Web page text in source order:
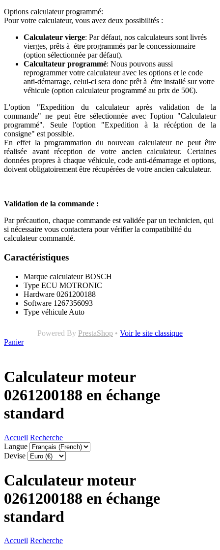
Options calculateur programmé:
Pour votre calculateur, vous avez deux possibilités :
Calculateur vierge: Par défaut, nos calculateurs sont livrés
vierges, prêts à étre programmés par le concessionnaire
(option sélectionnée par défaut).
Calcultateur programmé: Nous pouvons aussi
reprogrammer votre calculateur avec les options et le code
anti-démarrage, celui-ci sera donc prêt à étre installé sur votre
véhicule (option calculateur programmé au prix de 50€).
L'option "Expedition du calculateur après validation de la
commande" ne peut être sélectionnée avec l'option "Calculateur
programmé". Seule l'option "Expedition à la récéption de la
consigne" est possible.
En effet la programmation du nouveau calculateur ne peut être
réalisée avant réception de votre ancien calculateur. Certaines
données propres à chaque véhicule, code anti-démarrage et options,
doivent obligatoirement être récupérées de votre ancien calculateur.
Validation de la commande :
Par précaution, chaque commande est validée par un technicien, qui
si nécessaire vous contactera pour vérifier la compatibilité du
calculateur commandé.
Caractéristiques
Marque calculateur BOSCH
Type ECU MOTRONIC
Hardware 0261200188
Software 1267356093
Type véhicule Auto
Powered By PrestaShop • Voir le site classique
Panier
Calculateur moteur
0261200188 en échange
standard
Accueil Recherche
Langue
Devise
Calculateur moteur
0261200188 en échange
standard
Accueil Recherche